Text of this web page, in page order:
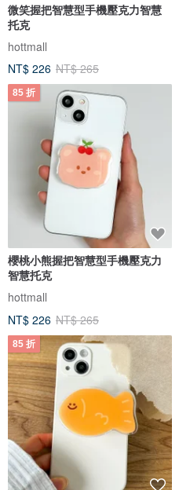
微笑握把智慧型手機壓克力智慧
托克
hottmall
NT$ 226 NT$ 265
85 折
櫻桃小熊握把智慧型手機壓克力
智慧托克
hottmall
NT$ 226 NT$ 265
85 折